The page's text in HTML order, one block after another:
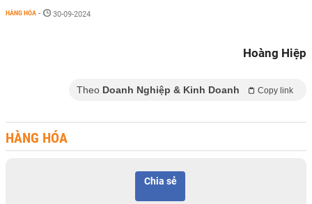
HÀNG HÓA - 30-09-2024
Hoàng Hiệp
Theo Doanh Nghiệp & Kinh Doanh Copy link
HÀNG HÓA
Chia sẻ